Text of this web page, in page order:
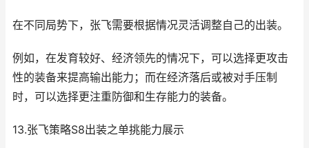
在不同局势下，张飞需要根据情况灵活调整自己的出装。
例如，在发育较好、经济领先的情况下，可以选择更攻击
性的装备来提高输出能力；而在经济落后或被对手压制
时，可以选择更注重防御和生存能力的装备。
13.张飞策略S8出装之单挑能力展示